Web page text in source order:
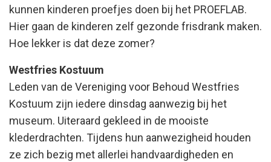
kunnen kinderen proefjes doen bij het PROEFLAB.
Hier gaan de kinderen zelf gezonde frisdrank maken.
Hoe lekker is dat deze zomer?
Westfries Kostuum
Leden van de Vereniging voor Behoud Westfries
Kostuum zijn iedere dinsdag aanwezig bij het
museum. Uiteraard gekleed in de mooiste
klederdrachten. Tijdens hun aanwezigheid houden
ze zich bezig met allerlei handvaardigheden en